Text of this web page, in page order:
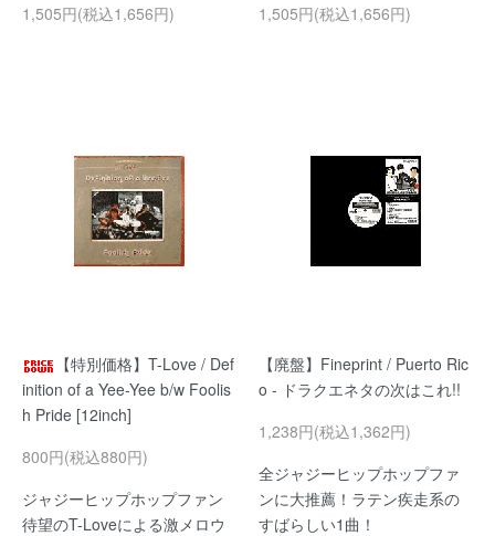
1,505円(税込1,656円)
1,505円(税込1,656円)
【特別価格】T-Love / Def
inition of a Yee-Yee b/w Foolis
h Pride [12inch]
800円(税込880円)
ジャジーヒップホップファン
待望のT-Loveによる激メロウ
【廃盤】Fineprint / Puerto Ric
o - ドラクエネタの次はこれ!!
1,238円(税込1,362円)
全ジャジーヒップホップファ
ンに大推薦！ラテン疾走系の
すばらしい1曲！